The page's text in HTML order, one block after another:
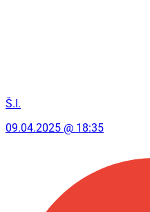
Š.I.
09.04.2025 @ 18:35